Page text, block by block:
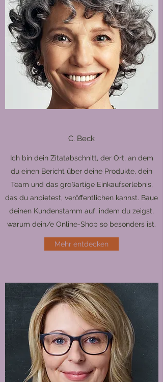
C. Beck
Ich bin dein Zitatabschnitt, der Ort, an dem
du einen Bericht über deine Produkte, dein
Team und das großartige Einkaufserlebnis,
das du anbietest, veröffentlichen kannst. Baue
deinen Kundenstamm auf, indem du zeigst,
warum dein/e Online-Shop so besonders ist.
Mehr entdecken